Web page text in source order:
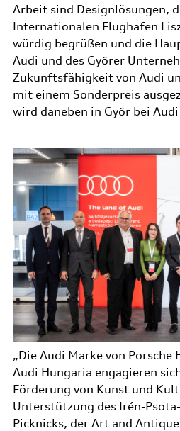
Arbeit sind Designlösungen,
Internationalen Flughafen
würdig begrüßen und die
Audi und des Győrer
Zukunftsfähigkeit von Audi
mit einem Sonderpreis
wird daneben in Győr bei
„Die Audi Marke von Porsche
Audi Hungaria engagieren
Förderung von Kunst und
Unterstützung des Irén-
Picknicks, der Art and